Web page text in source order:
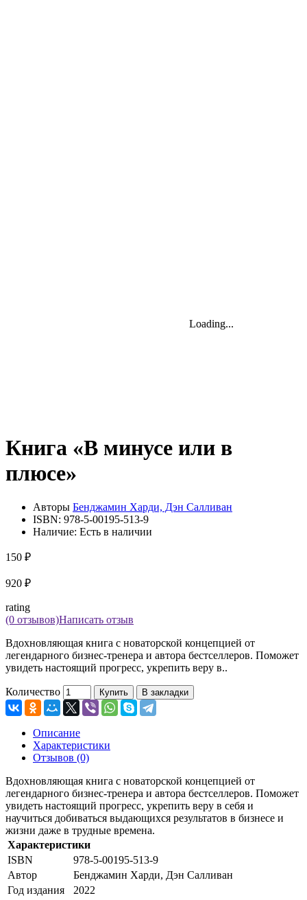
Loading...
Loading...
Loading...
Книга «В минусе или в
плюсе»
Авторы Бенджамин Харди, Дэн Салливан
ISBN: 978-5-00195-513-9
Наличие: Есть в наличии
150 ₽
920 ₽
rating
(0 отзывов)Написать отзыв
Вдохновляющая книга с новаторской концепцией от
легендарного бизнес-тренера и автора бестселлеров. Поможет
увидеть настоящий прогресс, укрепить веру в..
Количество Купить В закладки
Описание
Характеристики
Отзывов (0)
Вдохновляющая книга с новаторской концепцией от
легендарного бизнес-тренера и автора бестселлеров. Поможет
увидеть настоящий прогресс, укрепить веру в себя и
научиться добиваться выдающихся результатов в бизнесе и
жизни даже в трудные времена.
Характеристики
ISBN
978-5-00195-513-9
Автор
Бенджамин Харди, Дэн Салливан
Год издания
2022